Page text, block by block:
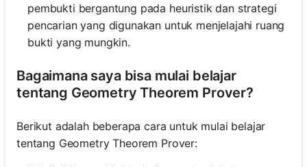
pembukti bergantung pada heuristik dan strategi
pencarian yang digunakan untuk menjelajahi ruang
bukti yang mungkin.
Bagaimana saya bisa mulai belajar
tentang Geometry Theorem Prover?
Berikut adalah beberapa cara untuk mulai belajar
tentang Geometry Theorem Prover: